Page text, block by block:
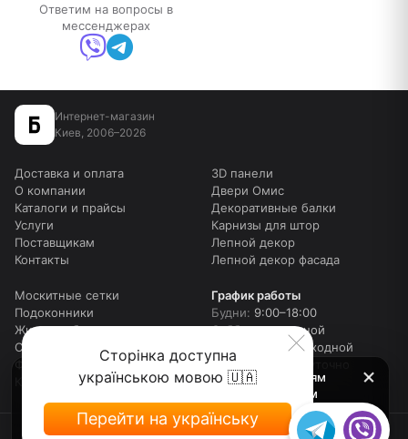
Ответим на вопросы в
мессенджерах
Интернет-магазин
Киев, 2006–2026
Доставка и оплата
О компании
Каталоги и прайсы
Услуги
Поставщикам
Контакты
3D панели
Двери Омис
Декоративные балки
Карнизы для штор
Лепной декор
Лепной декор фасада
Москитные сетки
Подоконники
Жидкие обои
Столешницы для столов
Фотошторы
Карта сайта
График работы
Будни: 9:00–18:00
Суббота:выходной
Воскресенье:выходной
Онлайн:
Политика конфиденциальностиПолитика cookies
Внимание! Мы работаем c 9 до 18 по будням
(шоу рум до 17-00), в субботу в телефоном
режиме с 10 до 16, и в воскресенье выходные.
Оформляйте заказы онлайн в любое время, и мы
Сторінка доступна
українською мовою 🇺🇦
Перейти на українську